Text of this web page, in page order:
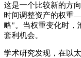
这是一个比较新的方
时间调整资产的权重
略"。当权重变化时，
套利机会。
学术研究发现，在以